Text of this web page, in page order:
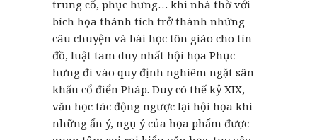
trung cổ, phục hưng… khi nhà thờ với
bích họa thánh tích trở thành những
câu chuyện và bài học tôn giáo cho tín
đồ, luật tam duy nhất hội họa Phục
hưng đi vào quy định nghiêm ngặt sân
khấu cổ điển Pháp. Duy có thế kỷ XIX,
văn học tác động ngược lại hội họa khi
những ẩn ý, ngụ ý của họa phẩm được